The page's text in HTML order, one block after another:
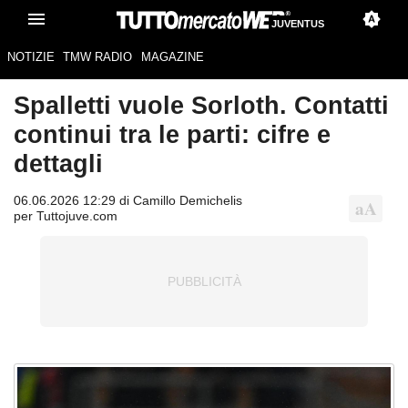
JUVENTUS
NOTIZIE TMW RADIO MAGAZINE
Spalletti vuole Sorloth. Contatti
continui tra le parti: cifre e
dettagli
06.06.2026 12:29 di Camillo Demichelis
per Tuttojuve.com